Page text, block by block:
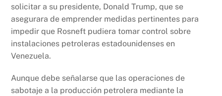
solicitar a su presidente, Donald Trump, que se
asegurara de emprender medidas pertinentes para
impedir que Rosneft pudiera tomar control sobre
instalaciones petroleras estadounidenses en
Venezuela.
Aunque debe señalarse que las operaciones de
sabotaje a la producción petrolera mediante la